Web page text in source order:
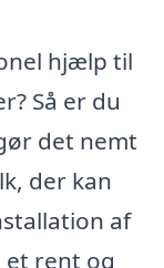
hjælp til
Så er du
det nemt
der kan
af
rent og